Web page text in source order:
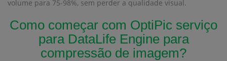
volume para 75-98%, sem perder a qualidade visual.
Como começar com OptiPic serviço
para DataLife Engine para
compressão de imagem?